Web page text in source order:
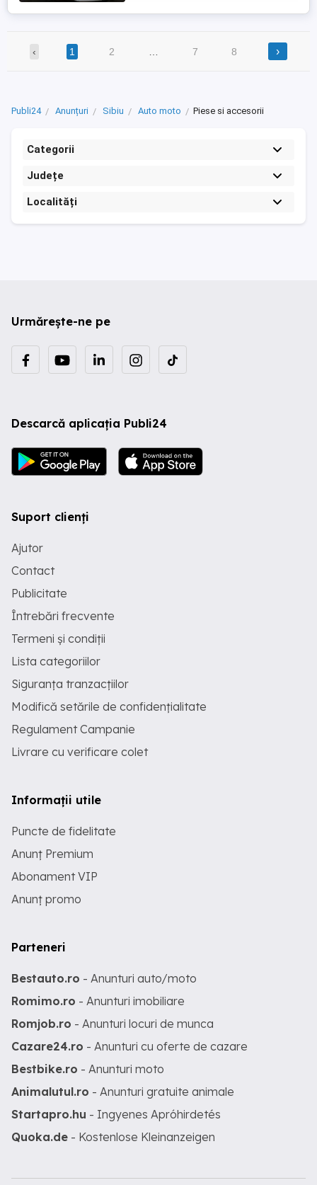
‹ 1 2 7 8 ›
Publi24 Anunțuri Sibiu Auto moto Piese si accesorii
Categorii
Județe
Localități
Urmărește-ne pe
Descarcă aplicația Publi24
Suport clienți
Ajutor
Contact
Publicitate
Întrebări frecvente
Termeni și condiții
Lista categoriilor
Siguranța tranzacțiilor
Modifică setările de confidențialitate
Regulament Campanie
Livrare cu verificare colet
Informații utile
Puncte de fidelitate
Anunț Premium
Abonament VIP
Anunț promo
Parteneri
Bestauto.ro - Anunturi auto/moto
Romimo.ro - Anunturi imobiliare
Romjob.ro - Anunturi locuri de munca
Cazare24.ro - Anunturi cu oferte de cazare
Bestbike.ro - Anunturi moto
Animalutul.ro - Anunturi gratuite animale
Startapro.hu - Ingyenes Apróhirdetés
Quoka.de - Kostenlose Kleinanzeigen